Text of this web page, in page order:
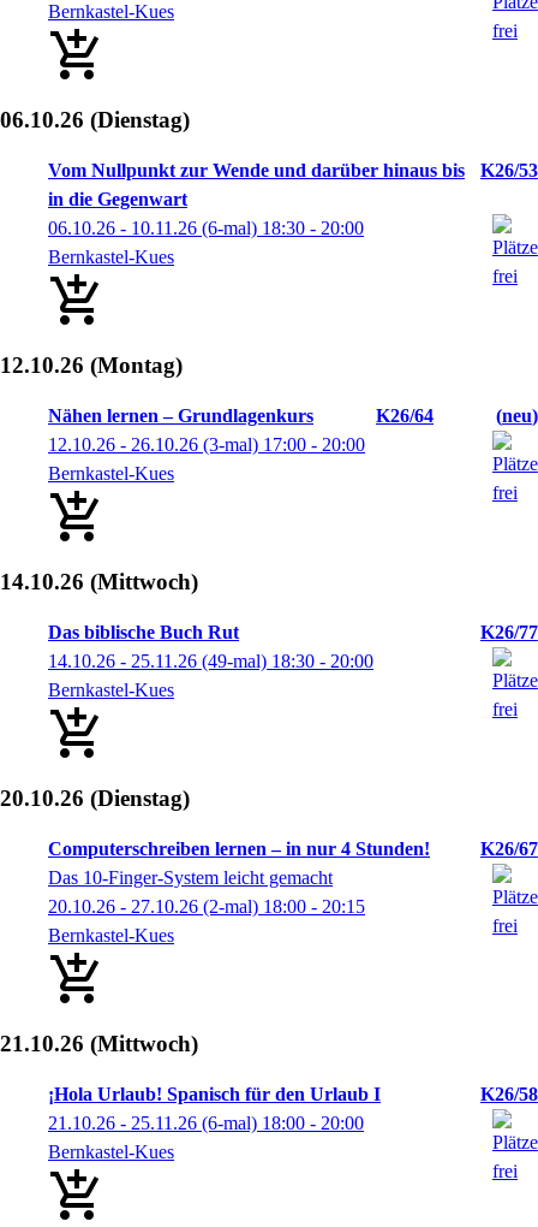
Bernkastel-Kues
06.10.26 (Dienstag)
Vom Nullpunkt zur Wende und darüber hinaus bis
in die Gegenwart
K26/53
06.10.26 - 10.11.26 (6-mal) 18:30 - 20:00
Bernkastel-Kues
12.10.26 (Montag)
Nähen lernen – Grundlagenkurs K26/64
neu
12.10.26 - 26.10.26 (3-mal) 17:00 - 20:00
Bernkastel-Kues
14.10.26 (Mittwoch)
Das biblische Buch Rut
K26/77
14.10.26 - 25.11.26 (49-mal) 18:30 - 20:00
Bernkastel-Kues
20.10.26 (Dienstag)
Computerschreiben lernen – in nur 4 Stunden!
K26/67
Das 10-Finger-System leicht gemacht
20.10.26 - 27.10.26 (2-mal) 18:00 - 20:15
Bernkastel-Kues
21.10.26 (Mittwoch)
¡Hola Urlaub! Spanisch für den Urlaub I
K26/58
21.10.26 - 25.11.26 (6-mal) 18:00 - 20:00
Bernkastel-Kues